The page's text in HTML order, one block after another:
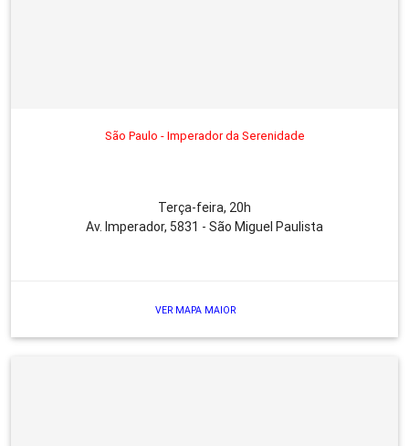
São Paulo - Imperador da Serenidade
Terça-feira, 20h
Av. Imperador, 5831 - São Miguel Paulista
VER MAPA MAIOR